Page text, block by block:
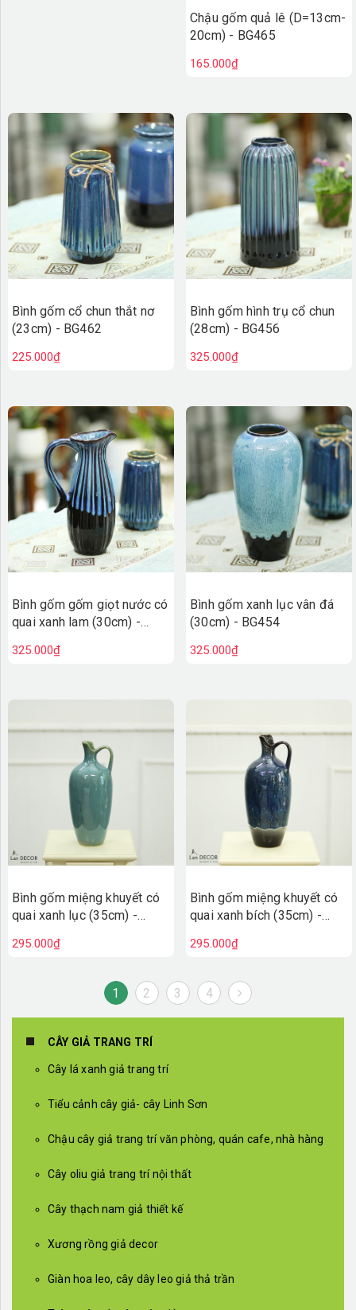
Chậu gốm quả lê (D=13cm-
20cm) - BG465
165.000₫
Bình gốm cổ chun thắt nơ
(23cm) - BG462
225.000₫
Bình gốm hình trụ cổ chun
(28cm) - BG456
325.000₫
Bình gốm gốm giọt nước có
quai xanh lam (30cm) -
325.000₫
Bình gốm xanh lục vân đá
(30cm) - BG454
325.000₫
Bình gốm miệng khuyết có
quai xanh lục (35cm) -
295.000₫
Bình gốm miệng khuyết có
quai xanh bích (35cm) -
295.000₫
1 2 3 4
CÂY GIẢ TRANG TRÍ
Cây lá xanh giả trang trí
Tiểu cảnh cây giả- cây Linh Sơn
Chậu cây giả trang trí văn phòng, quán cafe, nhà hàng
Cây oliu giả trang trí nội thất
Cây thạch nam giả thiết kế
Xương rồng giả decor
Giàn hoa leo, cây dây leo giả thả trần